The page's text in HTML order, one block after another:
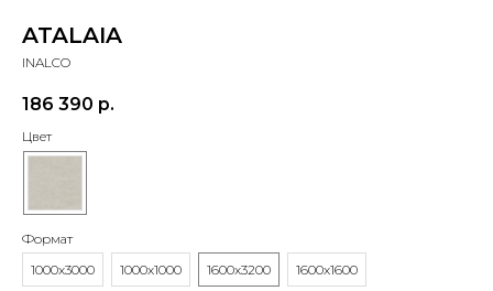
ATALAIA
INALCO
186 390 р.
Цвет
Формат
1000x3000
1000x1000 1600x3200 1600x1600